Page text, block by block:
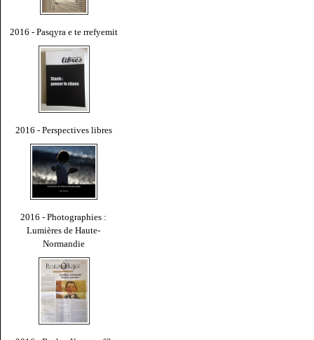
2016 - Pasqyra e te rrefyemit
2016 - Perspectives libres
2016 - Photographies :
Lumières de Haute-
Normandie